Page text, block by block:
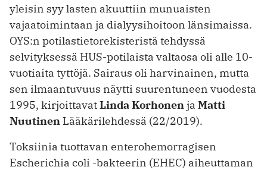
yleisin syy lasten akuuttiin munuaisten
vajaatoimintaan ja dialyysihoitoon länsimaissa.
OYS:n potilastietorekisteristä tehdyssä
selvityksessä HUS-potilaista valtaosa oli alle 10-
vuotiaita tyttöjä. Sairaus oli harvinainen, mutta
sen ilmaantuvuus näytti suurentuneen vuodesta
1995, kirjoittavatLinda Korhonen ja Matti
Nuutinen Lääkärilehdessä (22/2019).
Toksiinia tuottavan enterohemorragisen
Escherichia coli -bakteerin (EHEC) aiheuttaman